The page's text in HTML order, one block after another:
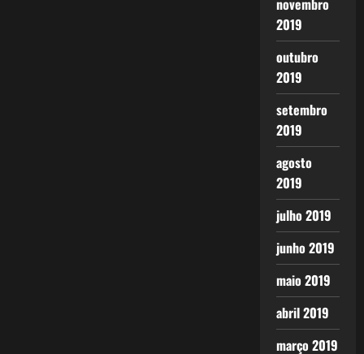
novembro
2019
outubro
2019
setembro
2019
agosto
2019
julho 2019
junho 2019
maio 2019
abril 2019
março 2019